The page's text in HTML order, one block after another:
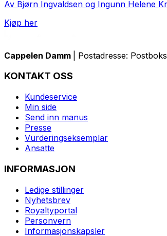
Av Bjørn Ingvaldsen og Ingunn Helene
Kjøp her
Cappelen Damm | Postadresse:
KONTAKT OSS
Kundeservice
Min side
Send inn manus
Presse
Vurderingseksemplar
Ansatte
INFORMASJON
Ledige stillinger
Nyhetsbrev
Royaltyportal
Personvern
Informasjonskapsler